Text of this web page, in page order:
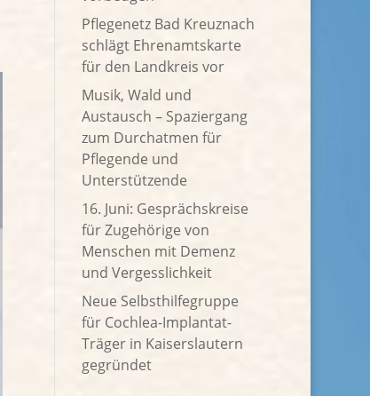
Pflegenetz Bad Kreuznach
schlägt Ehrenamtskarte
für den Landkreis vor
Musik, Wald und
Austausch – Spaziergang
zum Durchatmen für
Pflegende und
Unterstützende
16. Juni: Gesprächskreise
für Zugehörige von
Menschen mit Demenz
und Vergesslichkeit
Neue Selbsthilfegruppe
für Cochlea-Implantat-
Träger in Kaiserslautern
gegründet